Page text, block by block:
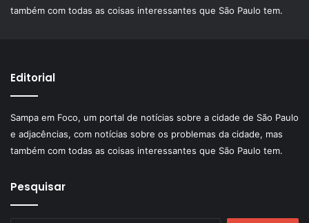
também com todas as coisas interessantes que São Paulo tem.
Editorial
Sampa em Foco, um portal de notícias sobre a cidade de São Paulo
e adjacências, com notícias sobre os problemas da cidade, mas
também com todas as coisas interessantes que São Paulo tem.
Pesquisar